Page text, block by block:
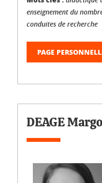
enseignement du
conduites de recherche
PAGE
DEAGE